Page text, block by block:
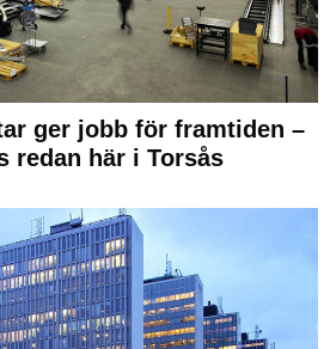
ger jobb för framtiden –
redan här i Torsås